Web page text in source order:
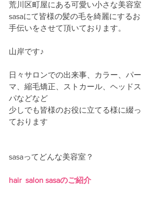
荒川区町屋にある可愛い小さな美容室
sasaにて皆様の髪の毛を綺麗にするお
手伝いをさせて頂いております。
山岸です♪
日々サロンでの出来事、カラー、パー
マ、縮毛矯正、ストカール、ヘッドス
パなどなど
少しでも皆様のお役に立てる様に綴っ
ております
sasaってどんな美容室？
hair  salon sasaのご紹介